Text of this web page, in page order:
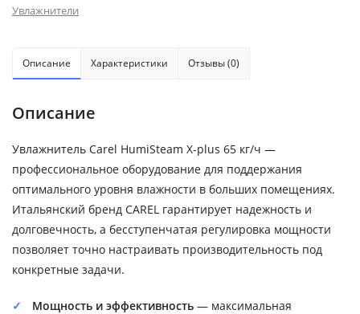
Увлажнители
Описание Характеристики Отзывы (0)
Описание
Увлажнитель Carel HumiSteam X-plus 65 кг/ч —
профессиональное оборудование для поддержания
оптимального уровня влажности в больших помещениях.
Итальянский бренд CAREL гарантирует надежность и
долговечность, а бесступенчатая регулировка мощности
позволяет точно настраивать производительность под
конкретные задачи.
Мощность и эффективность — максимальная